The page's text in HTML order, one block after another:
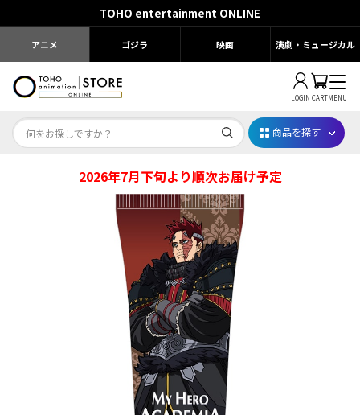
TOHO entertainment ONLINE
アニメ ゴジラ 映画 演劇・ミュージカル
LOGIN CARTMENU
Dr.STONE STONE FES.2026
じゅじゅフェス 2026
薬屋のひとりごと 夏の園遊会2026
アニメ『僕のヒーローアカデミア』10周年
ハイキュー!!ジャージ＆ユニフォーム
商品を探す
2026年7月下旬より順次お届け予定